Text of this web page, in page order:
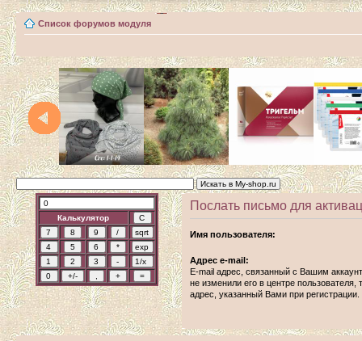
Список форумов модуля
Калькулятор
Послать письмо для
Имя пользователя:
Адрес e-mail:
E-mail адрес, связанный с Вашим
не изменили его в центре пользователя,
адрес, указанный Вами при регистрации.